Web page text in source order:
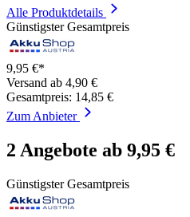
Alle Produktdetails
Günstigster Gesamtpreis
9,95 €*
Versand ab 4,90 €
Gesamtpreis: 14,85 €
Zum Anbieter
2 Angebote ab 9,95 €
Günstigster Gesamtpreis